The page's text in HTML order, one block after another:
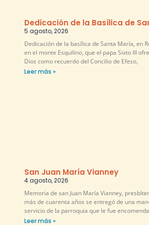
Dedicación de la Basílica de
5 agosto, 2026
Dedicación de la basílica de Santa María, en
en el monte Esquilino, que el papa Sixto III
Dios como recuerdo del Concilio de Efeso,
Leer más »
San Juan María Vianney
4 agosto, 2026
Memoria de san Juan María Vianney,
más de cuarenta años se entregó de una
servicio de la parroquia que le fue
Leer más »